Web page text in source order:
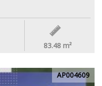
83.48 m²
AP004609